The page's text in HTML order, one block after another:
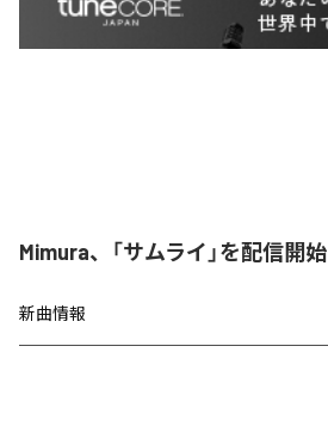
Mimura、「サムライ」を配信開始
新曲情報